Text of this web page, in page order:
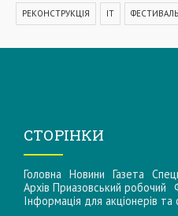
РЕКОНСТРУКЦІЯ IT ФЕСТИВАЛЬ
НАБЕРЕЖНА ПРЕМ'ЄРА УРЯД
КУЛЬТУРА ЗАКОН
СТОРІНКИ
Головна Новини Газета
Архів Приазовський робочий
Інформацiя для акцiонерiв та